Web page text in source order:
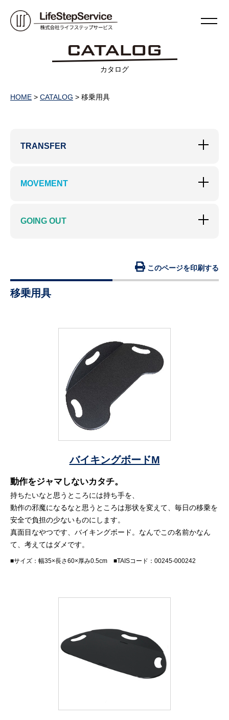
カタログ
HOME > CATALOG > 移乗用具
TRANSFER
MOVEMENT
GOING OUT
このページを印刷する
移乗用具
バイキングボードM
動作をジャマしないカタチ。
持ちたいなと思うところには持ち手を、
動作の邪魔になるなと思うところは形状を変えて、毎日の移乗を
安全で負担の少ないものにします。
真面目なやつです、バイキングボード。なんでこの名前かなん
て、考えてはダメです。
■サイズ：幅35×長さ60×厚み0.5cm ■TAISコード：00245-000242